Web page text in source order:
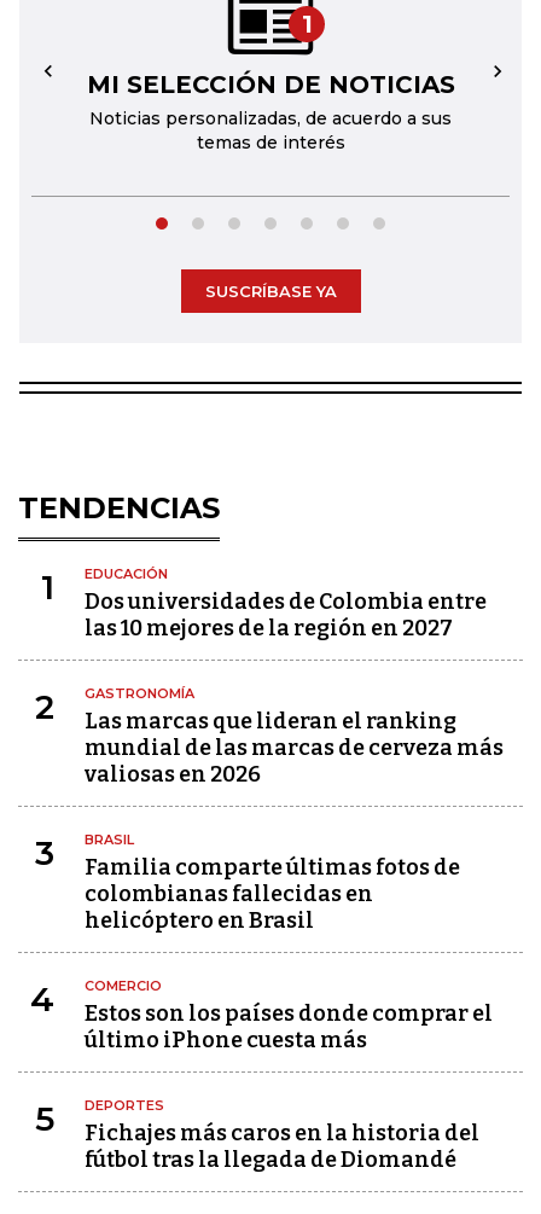
1
MI SELECCIÓN DE NOTICIAS
Noticias personalizadas, de acuerdo a sus
temas de interés
← →
SUSCRÍBASE YA
TENDENCIAS
1 EDUCACIÓN
Dos universidades de Colombia entre
las 10 mejores de la región en 2027
2 GASTRONOMÍA
Las marcas que lideran el ranking
mundial de las marcas de cerveza más
valiosas en 2026
3 BRASIL
Familia comparte últimas fotos de
colombianas fallecidas en
helicóptero en Brasil
4 COMERCIO
Estos son los países donde comprar el
último iPhone cuesta más
5 DEPORTES
Fichajes más caros en la historia del
fútbol tras la llegada de Diomandé